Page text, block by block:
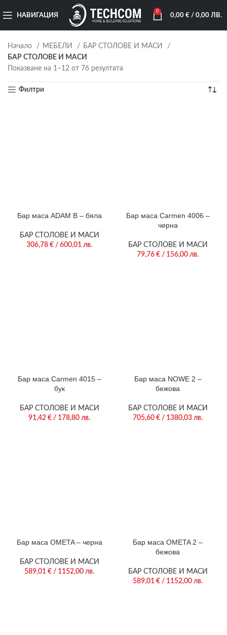
НАВИГАЦИЯ
0
0,00 €/ 0,00 ЛВ.
Начало МЕБЕЛИ
БАР СТОЛОВЕ И МАСИ
БАР СТОЛОВЕ И МАСИ
Показване на 1–12 от 76 резултата
Филтри
Бар маса ADAM B – бяла
БАР СТОЛОВЕ И МАСИ
306,78 € / 600,01 лв.
Бар маса Carmen 4006 –
черна
БАР СТОЛОВЕ И МАСИ
79,76 € / 156,00 лв.
Бар маса Carmen 4015 –
бук
БАР СТОЛОВЕ И МАСИ
91,42 € / 178,80 лв.
Бар маса NOWE 2 –
бежова
БАР СТОЛОВЕ И МАСИ
705,60 € / 1380,03 лв.
Бар маса OMETA – черна
БАР СТОЛОВЕ И МАСИ
589,01 € / 1152,00 лв.
Бар маса OMETA 2 –
бежова
БАР СТОЛОВЕ И МАСИ
589,01 € / 1152,00 лв.